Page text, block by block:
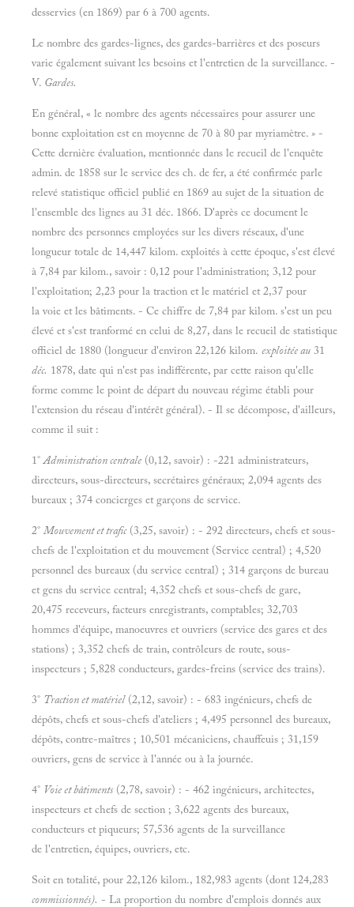
desservies (en 1869) par 6 à 700 agents.
Le nombre des gardes-lignes, des gardes-barrières et des poseurs
varie également suivant les besoins et l'entretien de la surveillance. -
V. Gardes.
En général, « le nombre des agents nécessaires pour assurer une
bonne exploitation est en moyenne de 70 à 80 par myriamètre. » -
Cette dernière évaluation, mentionnée dans le recueil de l'enquête
admin. de 1858 sur le service des ch. de fer, a été confirmée parle
relevé statistique officiel publié en 1869 au sujet de la situation de
l'ensemble des lignes au 31 déc. 1866. D'après ce document le
nombre des personnes employées sur les divers réseaux, d'une
longueur totale de 14,447 kilom. exploités à cette époque, s'est élevé
à 7,84 par kilom., savoir : 0,12 pour l'administration; 3,12 pour
l'exploitation; 2,23 pour la traction et le matériel et 2,37 pour
la voie et les bâtiments. - Ce chiffre de 7,84 par kilom. s'est un peu
élevé et s'est tranformé en celui de 8,27, dans le recueil de statistique
officiel de 1880 (longueur d'environ 22,126 kilom. exploitée au 31
déc. 1878, date qui n'est pas indifférente, par cette raison qu'elle
forme comme le point de départ du nouveau régime établi pour
l'extension du réseau d'intérêt général). - Il se décompose, d'ailleurs,
comme il suit :
1°Administration centrale (0,12, savoir) : -221 administrateurs,
directeurs, sous-directeurs, secrétaires généraux; 2,094 agents des
bureaux ; 374 concierges et garçons de service.
2° Mouvement et trafic(3,25, savoir) : - 292 directeurs, chefs et sous-
chefs de l'exploitation et du mouvement (Service central) ; 4,520
personnel des bureaux (du service central) ; 314 garçons de bureau
et gens du service central; 4,352 chefs et sous-chefs de gare,
20,475 receveurs, facteurs enregistrants, comptables; 32,703
hommes d'équipe, manoeuvres et ouvriers (service des gares et des
stations) ; 3,352 chefs de train, contrôleurs de route, sous-
inspecteurs ; 5,828 conducteurs, gardes-freins (service des trains).
3° Traction et matériel(2,12, savoir) : - 683 ingénieurs, chefs de
dépôts, chefs et sous-chefs d'ateliers ; 4,495 personnel des bureaux,
dépôts, contre-maîtres ; 10,501 mécaniciens, chauffeuis ; 31,159
ouvriers, gens de service à l'année ou à la journée.
4° Voie et bâtiments (2,78, savoir) : - 462 ingénieurs, architectes,
inspecteurs et chefs de section ; 3,622 agents des bureaux,
conducteurs et piqueurs; 57,536 agents de la surveillance
de l'entretien, équipes, ouvriers, etc.
Soit en totalité, pour 22,126 kilom., 182,983 agents (dont 124,283
commissionnés). - La proportion du nombre d'emplois donnés aux